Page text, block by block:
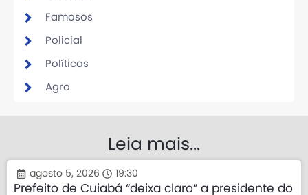
Famosos
Policial
Políticas
Agro
Leia mais...
agosto 5, 2026 19:30
Prefeito de Cuiabá “deixa claro” a presidente do